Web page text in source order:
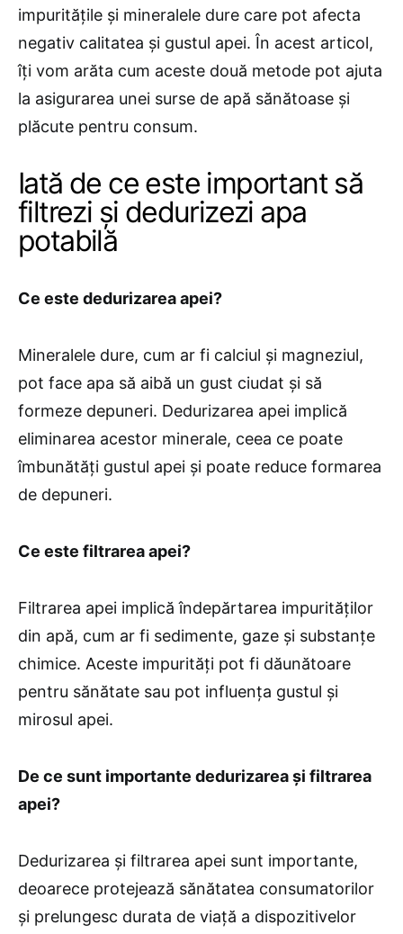
impuritățile și mineralele dure care pot afecta
negativ calitatea și gustul apei. În acest articol,
îți vom arăta cum aceste două metode pot ajuta
la asigurarea unei surse de apă sănătoase și
plăcute pentru consum.
Iată de ce este important să
filtrezi și dedurizezi apa
potabilă
Ce este dedurizarea apei?
Mineralele dure, cum ar fi calciul și magneziul,
pot face apa să aibă un gust ciudat și să
formeze depuneri. Dedurizarea apei implică
eliminarea acestor minerale, ceea ce poate
îmbunătăți gustul apei și poate reduce formarea
de depuneri.
Ce este filtrarea apei?
Filtrarea apei implică îndepărtarea impurităților
din apă, cum ar fi sedimente, gaze și substanțe
chimice. Aceste impurități pot fi dăunătoare
pentru sănătate sau pot influența gustul și
mirosul apei.
De ce sunt importante dedurizarea și filtrarea
apei?
Dedurizarea și filtrarea apei sunt importante,
deoarece protejează sănătatea consumatorilor
și prelungesc durata de viață a dispozitivelor